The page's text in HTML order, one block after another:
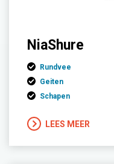
NiaShure
Rundvee
Geiten
Schapen
LEES MEER